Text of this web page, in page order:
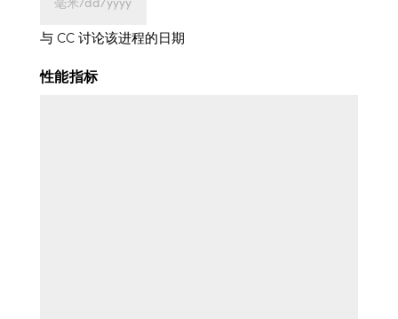
MM
斜
DD
与 CC 讨论该进程的日期
性能指标